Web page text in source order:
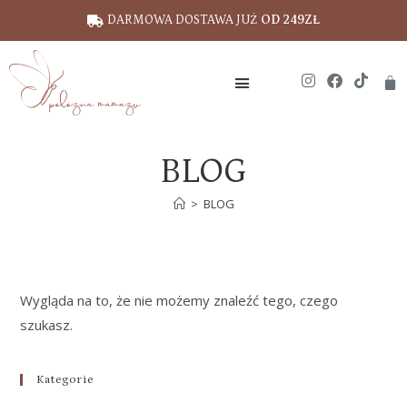
DARMOWA DOSTAWA JUŻ OD 249ZŁ
BLOG
> BLOG
Wygląda na to, że nie możemy znaleźć tego, czego
szukasz.
Kategorie